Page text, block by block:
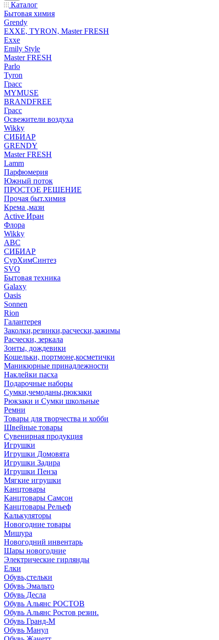
Каталог
Бытовая химия
Grendy
EXXE, TYRON, Master FRESH
Exxe
Emily Style
Master FRESH
Parlo
Tyron
Грасс
MYMUSE
BRANDFREE
Грасс
Освежители воздуха
Wikky
СИБИАР
GRENDY
Master FRESH
Lamm
Парфюмерия
Южный поток
ПРОСТОЕ РЕШЕНИЕ
Прочая быт.химия
Крема ,мази
Аctive Иран
Флора
Wikky
АВС
СИБИАР
СурХимСинтез
SVO
Бытовая техника
Galaxy
Oasis
Sonnen
Rion
Галантерея
Заколки,резинки,расчески,зажимы
Расчески, зеркала
Зонты, дождевики
Кошельки, портмоне,косметички
Маникюрные принадлежности
Наклейки пасха
Подарочные наборы
Сумки,чемоданы,рюкзаки
Рюкзаки и Сумки школьные
Ремни
Товары для творчества и хобби
Швейные товары
Сувенирная продукция
Игрушки
Игрушки Домовята
Игрушки Задира
Игрушки Пенза
Мягкие игрушки
Канцтовары
Канцтовары Самсон
Канцтовары Рельеф
Калькуляторы
Новогодние товары
Мишура
Новогодний инвентарь
Шары новогодние
Электрические гирлянды
Елки
Обувь,стельки
Обувь Эмальто
Обувь Десла
Обувь Альянс РОСТОВ
Обувь Альянс Ростов резин.
Обувь Гранд-М
Обувь Манул